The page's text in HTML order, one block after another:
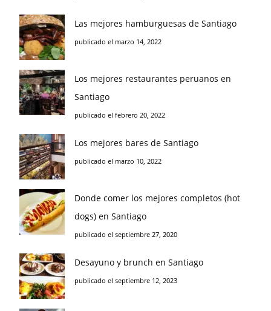
Las mejores hamburguesas de Santiago
publicado el marzo 14, 2022
Los mejores restaurantes peruanos en
Santiago
publicado el febrero 20, 2022
Los mejores bares de Santiago
publicado el marzo 10, 2022
Donde comer los mejores completos (hot
dogs) en Santiago
publicado el septiembre 27, 2020
Desayuno y brunch en Santiago
publicado el septiembre 12, 2023